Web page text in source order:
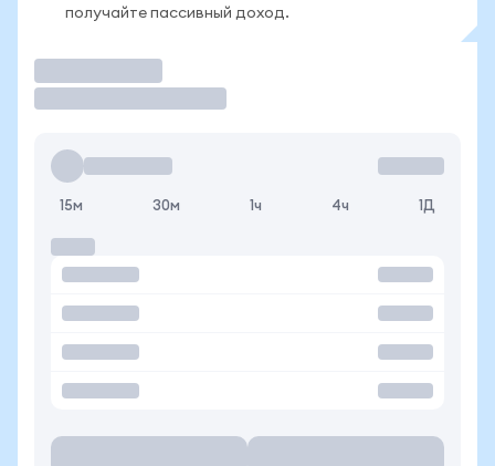
получайте пассивный доход.
15м 30м 1ч 4ч 1Д